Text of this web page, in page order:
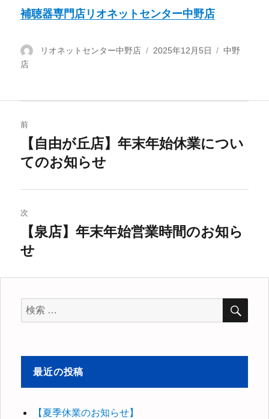
補聴器専門店リオネットセンター中野店
投
リオネットセンター中野店
投
2025年12月5日
カ
中野
店
稿
ナ
ビ
ゲ
ー
ン
前
去
稿:
【自由が丘店】年末年始休業につい
てのお知らせ
次
の
【泉店】年末年始営業時間のお知ら
せ
検
索
象:
最近の投稿
【夏季休業のお知らせ】